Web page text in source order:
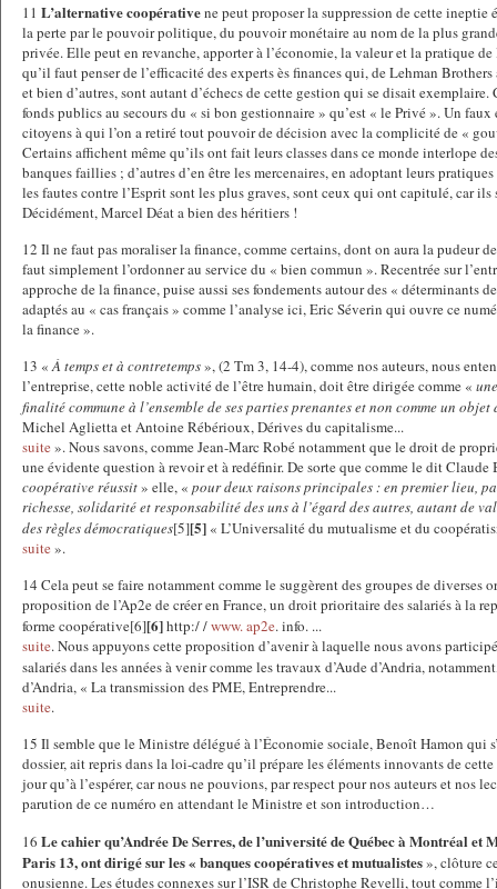
11 L’alternative coopérativene peut proposer la suppression de cette ineptie
la perte par le pouvoir politique, du pouvoir monétaire au nom de la plus
privée. Elle peut en revanche, apporter à l’économie, la valeur et la pratique
qu’il faut penser de l’efficacité des experts ès finances qui, de Lehman
et bien d’autres, sont autant d’échecs de cette gestion qui se disait
fonds publics au secours du « si bon gestionnaire » qu’est « le Privé ». Un faux
citoyens à qui l’on a retiré tout pouvoir de décision avec la complicité de «
Certains affichent même qu’ils ont fait leurs classes dans ce monde interlope
banques faillies ; d’autres d’en être les mercenaires, en adoptant leurs
les fautes contre l’Esprit sont les plus graves, sont ceux qui ont capitulé, car ils
Décidément, Marcel Déat a bien des héritiers !
12 Il ne faut pas moraliser la finance, comme certains, dont on aura la pudeur
faut simplement l’ordonner au service du « bien commun ». Recentrée sur
approche de la finance, puise aussi ses fondements autour des « déterminants
adaptés au « cas français » comme l’analyse ici, Eric Séverin qui ouvre ce
la finance ».
13 «À temps et à contretemps», (2 Tm 3, 14-4), comme nos auteurs, nous
l’entreprise, cette noble activité de l’être humain, doit être dirigée comme «
finalité commune à l’ensemble de ses parties prenantes et non comme un
Michel Aglietta et Antoine Rébérioux, Dérives du capitalisme...
suite». Nous savons, comme Jean-Marc Robé notamment que le droit de
une évidente question à revoir et à redéfinir. De sorte que comme le dit
coopérative réussit» elle, « pour deux raisons principales : en premier lieu,
richesse, solidarité et responsabilité des uns à l’égard des autres, autant de
des règles démocratiques[5][5] « L’Universalité du mutualisme et du
suite».
14 Cela peut se faire notamment comme le suggèrent des groupes de diverses
proposition de l’Ap2e de créer en France, un droit prioritaire des salariés à la
forme coopérative[6][6]http:/ /www. ap2e. info. ...
suite. Nous appuyons cette proposition d’avenir à laquelle nous avons
salariés dans les années à venir comme les travaux d’Aude d’Andria,
d’Andria, « La transmission des PME, Entreprendre...
suite.
15 Il semble que le Ministre délégué à l’Économie sociale, Benoît Hamon qui
dossier, ait repris dans la loi-cadre qu’il prépare les éléments innovants de
jour qu’à l’espérer, car nous ne pouvions, par respect pour nos auteurs et nos
parution de ce numéro en attendant le Ministre et son introduction…
16 Le cahier qu’Andrée De Serres, de l’université de Québec à Montréal et
Paris 13, ont dirigé sur les « banques coopératives et mutualistes», clôture
onusienne. Les études connexes sur l’ISR de Christophe Revelli, tout comme